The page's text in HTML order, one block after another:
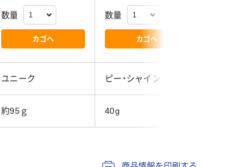
数量
カゴへ
数量
カゴへ
ユニーク ピー・シャイン
約95ｇ 40g